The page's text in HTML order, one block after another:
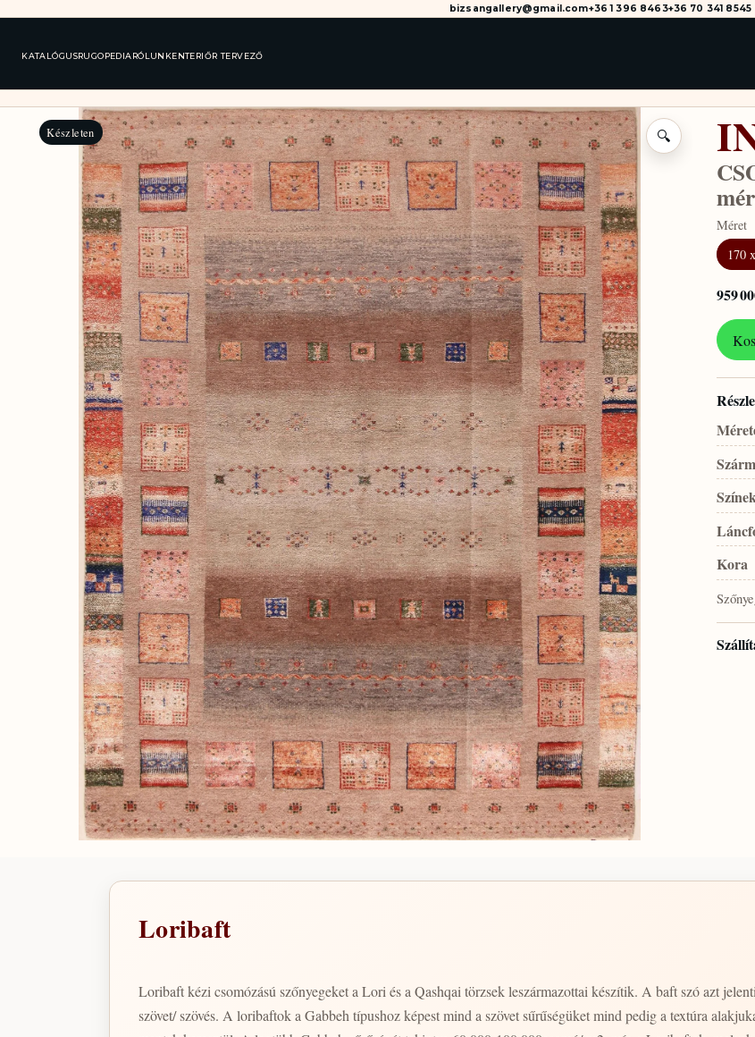
bizsangallery@gmail.com+36 1 396 8463+36 70 341 8545
KATALÓGUSRUGOPEDIARÓLUNKENTERIŐR TERVEZŐ
Készleten 🔍
Méret
170
959
Kora
Loribaft
Loribaft kézi csomózású szőnyegeket a Lori és a Qashqai törzsek leszármazottai készítik. A baft szó azt
szövet/ szövés. A loribaftok a Gabbeh típushoz képest mind a szövet sűrűségüket mind pedig a textúra